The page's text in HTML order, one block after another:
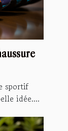
sportif
idée....